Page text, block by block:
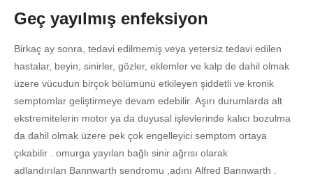
Geç yayılmış enfeksiyon
Birkaç ay sonra, tedavi edilmemiş veya yetersiz tedavi edilen
hastalar, beyin, sinirler, gözler, eklemler ve kalp de dahil olmak
üzere vücudun birçok bölümünü etkileyen şiddetli ve kronik
semptomlar geliştirmeye devam edebilir. Aşırı durumlarda alt
ekstremitelerin motor ya da duyusal işlevlerinde kalıcı bozulma
da dahil olmak üzere pek çok engelleyici semptom ortaya
çıkabilir . omurga yayılan bağlı sinir ağrısı olarak
adlandırılan Bannwarth sendromu ,adını Alfred Bannwarth .